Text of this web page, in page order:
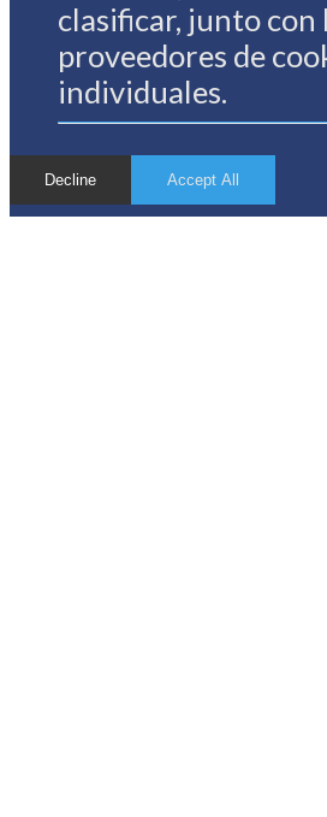
clasificar, junto con
proveedores de
individuales.
Decline Accept All